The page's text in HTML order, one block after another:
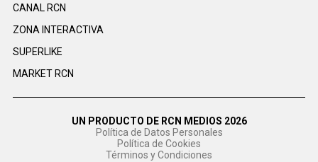
CANAL RCN
ZONA INTERACTIVA
SUPERLIKE
MARKET RCN
UN PRODUCTO DE RCN MEDIOS 2026
Política de Datos Personales
Política de Cookies
Términos y Condiciones